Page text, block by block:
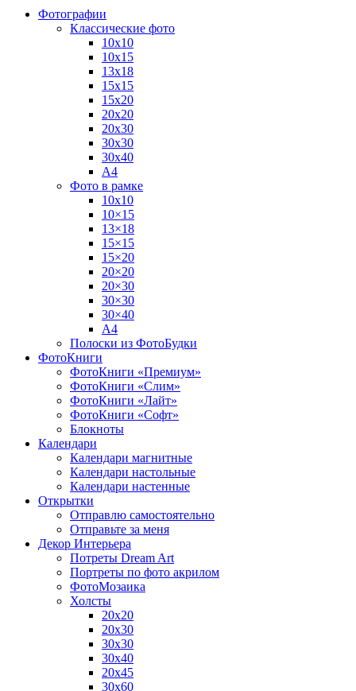
Фотографии
Классические фото
10х10
10х15
13х18
15х15
15х20
20х20
20х30
30х30
30х40
А4
Фото в рамке
10х10
10×15
13×18
15×15
15×20
20×20
20×30
30×30
30×40
A4
Полоски из ФотоБудки
ФотоКниги
ФотоКниги «Премиум»
ФотоКниги «Слим»
ФотоКниги «Лайт»
ФотоКниги «Софт»
Блокноты
Календари
Календари магнитные
Календари настольные
Календари настенные
Открытки
Отправлю самостоятельно
Отправьте за меня
Декор Интерьера
Потреты Dream Art
Портреты по фото акрилом
ФотоМозаика
Холсты
20х20
20х30
30х30
30х40
20х45
30х60